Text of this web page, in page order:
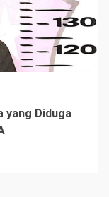
yang Diduga